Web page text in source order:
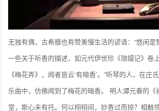
无独有偶，古希腊也有赞美慢生活的谚语：“悠闲是
一些关于听香的描述，如元代伊世珍《琅嬛记》卷
《梅花弄》，闻者皆云‘有暗香’。”听琴的人，在庄
乐曲中，仿佛闻到了梅花的暗香。 明人谭元春的《
堂，斯心未有托。何以栩栩间，妙香过而掠？相触